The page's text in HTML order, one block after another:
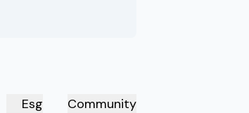
Esg Community